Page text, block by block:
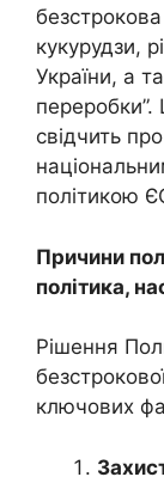
кукурудзи,
України, а
свідчить
політикою
Причини
політика,
Рішення
ключових